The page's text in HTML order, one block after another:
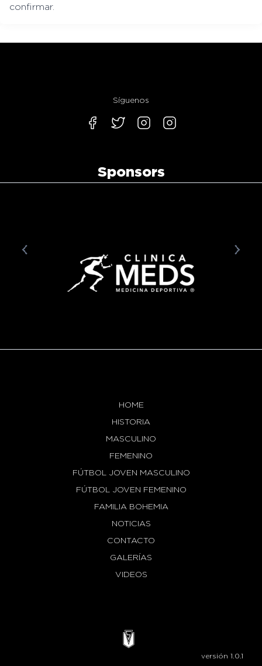
confirmar.
Síguenos
Sponsors
prev next
HOME
HISTORIA
MASCULINO
FEMENINO
FÚTBOL JOVEN MASCULINO
FÚTBOL JOVEN FEMENINO
FAMILIA BOHEMIA
NOTICIAS
CONTACTO
GALERÍAS
VIDEOS
versión 1.0.1